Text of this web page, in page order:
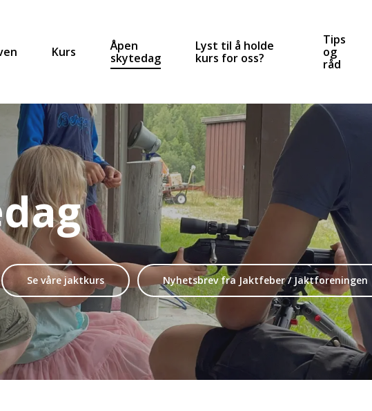
Kurs
Åpen
skytedag
Lyst til å holde
kurs for oss?
Tips
og
råd
Se våre jaktkurs Nyhetsbrev fra Jaktfeber / Jaktforeningen